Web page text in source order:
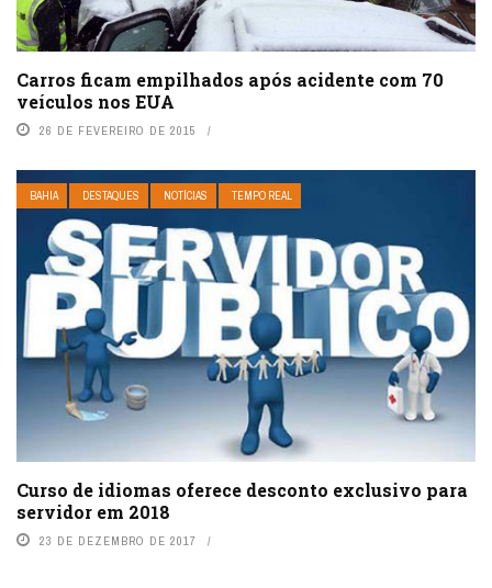
Carros ficam empilhados após acidente com 70
veículos nos EUA
26 DE FEVEREIRO DE 2015
BAHIA DESTAQUES NOTÍCIAS TEMPO REAL
Curso de idiomas oferece desconto exclusivo para
servidor em 2018
23 DE DEZEMBRO DE 2017